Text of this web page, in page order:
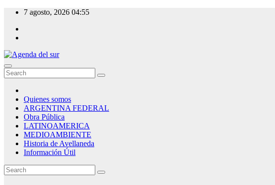
Skip
content
7 agosto, 2026 04:55
Agenda del sur
Quienes somos
ARGENTINA FEDERAL
Obra Pública
LATINOAMERICA
MEDIOAMBIENTE
Historia de Avellaneda
Información Útil